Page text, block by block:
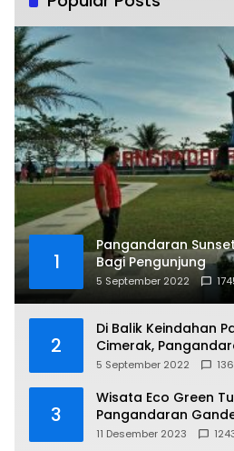
1
Pangandaran
Bagi Pengunjung
5 September 2022
2
Di Balik Keindahan
Cimerak,
5 September 2022
3
Wisata Eco Green
Pangandaran
11 Desember 2023